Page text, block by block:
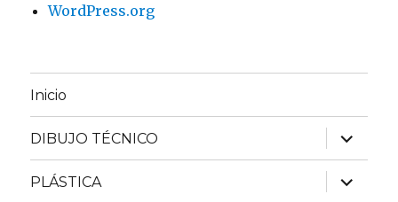
WordPress.org
Inicio
DIBUJO TÉCNICO
expande
el
menú
inferior
PLÁSTICA
expande
el